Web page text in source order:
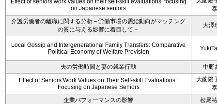
Effect of seniors’work values on their self-skill evaluations: focusing
on Japanese seniors
泰
介護労働者の離職に関する分析－労働市場の需給動向がマッチング
の質に与える影響に着目して－
大澤
Local Gossip and Intergenerational Family Transfers: Comparative
Political Economy of Welfare Provision
夫の労働時間と妻の就業行動
中野
Effect of Seniors’Work Values on Their Self-skill Evaluations :
Focusing on Japanese Seniors
大薗陽
泰
企業パフォーマンスの影響
松尾